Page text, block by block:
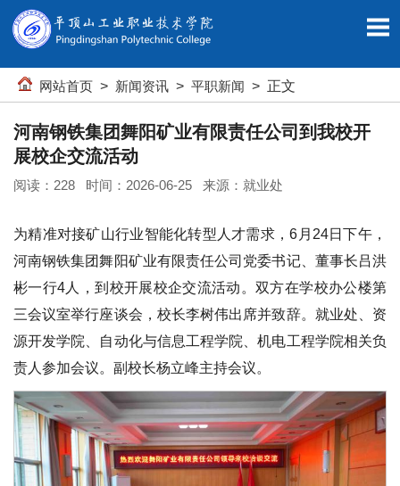
网站首页 > 新闻资讯 > 平职新闻 > 正文
河南钢铁集团舞阳矿业有限责任公司到我校开
展校企交流活动
阅读： 228 时间：2026-06-25 来源：就业处
为精准对接矿山行业智能化转型人才需求，6月24日下午，
河南钢铁集团舞阳矿业有限责任公司党委书记、董事长吕洪
彬一行4人，到校开展校企交流活动。双方在学校办公楼第
三会议室举行座谈会，校长李树伟出席并致辞。就业处、资
源开发学院、自动化与信息工程学院、机电工程学院相关负
责人参加会议。副校长杨立峰主持会议。